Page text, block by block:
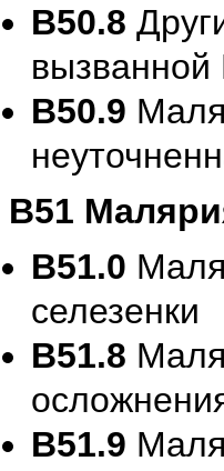
B50.8
вызванной
B50.9
B51
B51.0
селезенки
B51.8
B51.9